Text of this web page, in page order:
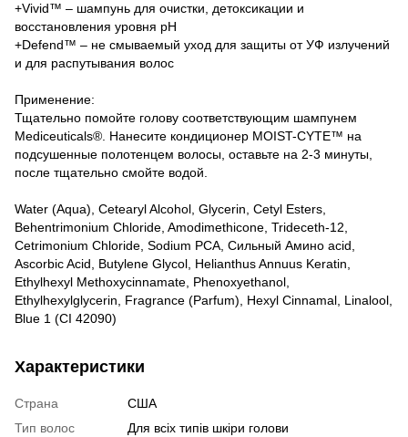
+Vivid™ – шампунь для очистки, детоксикации и
восстановления уровня рН
+Defend™ – не смываемый уход для защиты от УФ излучений
и для распутывания волос
Применение:
Тщательно помойте голову соответствующим шампунем
Mediceuticals®. Нанесите кондиционер MOIST-CYTE™ на
подсушенные полотенцем волосы, оставьте на 2-3 минуты,
после тщательно смойте водой.
Water (Aqua), Cetearyl Alcohol, Glycerin, Cetyl Esters,
Behentrimonium Chloride, Amodimethicone, Trideceth-12,
Cetrimonium Chloride, Sodium PCA, Сильный Амино acid,
Ascorbic Acid, Butylene Glycol, Helianthus Annuus Keratin,
Ethylhexyl Methoxycinnamate, Phenoxyethanol,
Ethylhexylglycerin, Fragrance (Parfum), Hexyl Cinnamal, Linalool,
Blue 1 (CI 42090)
Характеристики
Страна
США
Тип волос
Для всіх типів шкіри голови